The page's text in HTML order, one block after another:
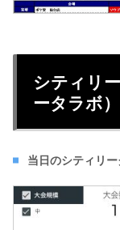
シティリ
ータラボ）
当日のシティリ